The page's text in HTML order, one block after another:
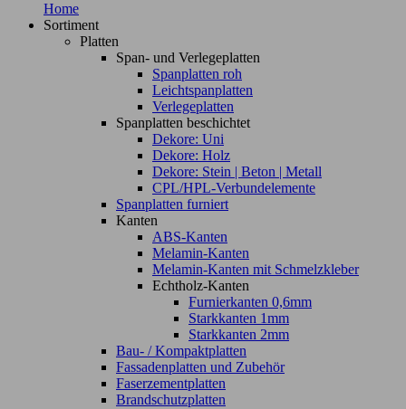
Home
Sortiment
Platten
Span- und Verlegeplatten
Spanplatten roh
Leichtspanplatten
Verlegeplatten
Spanplatten beschichtet
Dekore: Uni
Dekore: Holz
Dekore: Stein | Beton | Metall
CPL/HPL-Verbundelemente
Spanplatten furniert
Kanten
ABS-Kanten
Melamin-Kanten
Melamin-Kanten mit Schmelzkleber
Echtholz-Kanten
Furnierkanten 0,6mm
Starkkanten 1mm
Starkkanten 2mm
Bau- / Kompaktplatten
Fassadenplatten und Zubehör
Faserzementplatten
Brandschutzplatten